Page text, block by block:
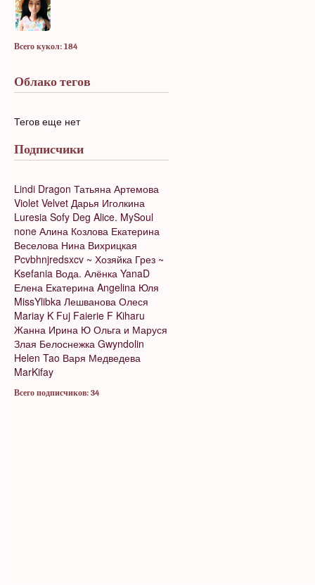
Всего кукол: 184
Облако тегов
Тегов еще нет
Подписчики
Lindi Dragon Татьяна Артемова
Violet Velvet Дарья Иголкина
Luresia Sofy Deg Alice. MySoul
none Алина Козлова Екатерина
Веселова Нина Вихрицкая
Pcvbhnjredsxcv ~ Хозяйка Грез ~
Ksefania Вода. Алёнка YanaD
Елена Екатерина Angelina Юля
MissYlibka Лешванова Олеся
Mariay K Fuj Faierie F Kiharu
Жанна Ирина Ю Ольга и Маруся
Злая Белоснежка Gwyndolin
Helen Tao Варя Медведева
MarKifay
Всего подписчиков: 34